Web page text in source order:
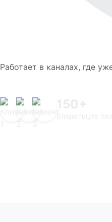
Работает в каналах, где